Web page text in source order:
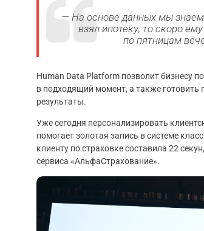
— На основе данных мы знаем
взял ипотеку, то скоро
по пятницам
Human Data Platform позволит бизнесу
в подходящий момент, а также готовить
результаты.
Уже сегодня персонализировать
помогает золотая запись в системе
клиенту по страховке составила 22
сервиса «АльфаСтрахование».